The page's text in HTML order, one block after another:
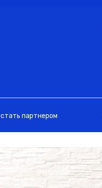
стать партнером